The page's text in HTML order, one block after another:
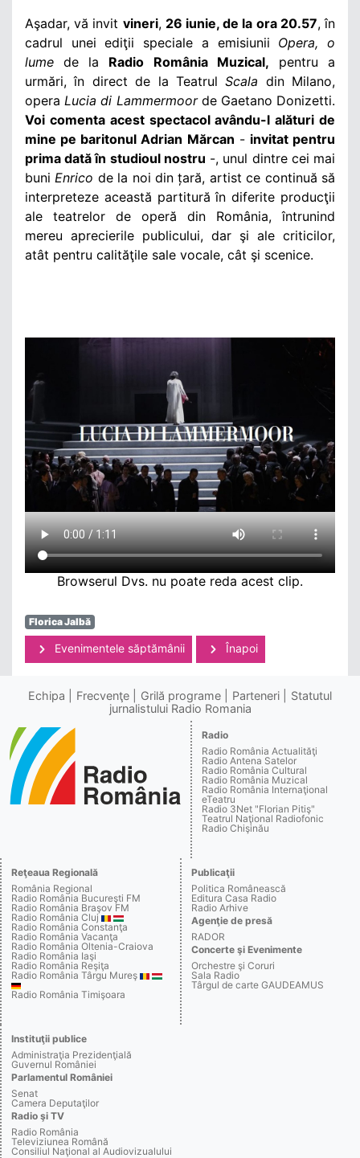
Aşadar, vă invit vineri, 26 iunie, de la ora 20.57, în
cadrul unei ediţii speciale a emisiunii Opera, o
lume
de la Radio România Muzical,
pentru a
urmări, în direct de la TeatrulScala din Milano,
opera Lucia di Lammermoor de Gaetano Donizetti.
Voi comenta acest spectacol avându-l alături de
mine pe baritonul Adrian Mărcan - invitat pentru
prima dată în studioul nostru -, unul dintre cei mai
buni Enrico de la noi din țară, artist ce continuă să
interpreteze această partitură în diferite producţii
ale teatrelor de operă din România, întrunind
mereu aprecierile publicului, dar şi ale criticilor,
atât pentru calităţile sale vocale, cât şi scenice.
Browserul Dvs. nu poate reda acest clip.
Florica Jalbă
Evenimentele săptămânii Înapoi
Echipa Frecvenţe Grilă programe Parteneri
Statutul
jurnalistului Radio Romania
Radio
Radio România Actualităţi
Radio Antena Satelor
Radio România Cultural
Radio România Muzical
Radio România Internaţional
eTeatru
Radio 3Net "Florian Pitiş"
Teatrul Naţional Radiofonic
Radio Chişinău
Reţeaua Regională
România Regional
Radio România Bucureşti FM
Radio România Braşov FM
Radio România Cluj
Radio România Constanţa
Radio România Vacanţa
Radio România Oltenia-Craiova
Radio România Iaşi
Radio România Reşiţa
Radio România Târgu Mureş
Radio România Timişoara
Publicaţii
Politica Românească
Editura Casa Radio
Radio Arhive
Agenţie de presă
RADOR
Concerte şi Evenimente
Orchestre şi Coruri
Sala Radio
Târgul de carte GAUDEAMUS
Instituţii publice
Administraţia Prezidenţială
Guvernul României
Parlamentul României
Senat
Camera Deputaţilor
Radio şi TV
Radio România
Televiziunea Română
Consiliul Naţional al Audiovizualului